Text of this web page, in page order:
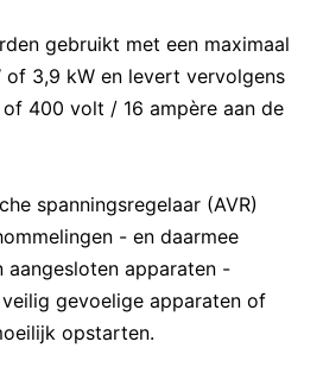
gebruikt met een maximaal
of 3,9 kW en levert vervolgens
400 volt / 16 ampère aan de
spanningsregelaar (AVR)
- en daarmee
aangesloten apparaten -
gevoelige apparaten of
opstarten.